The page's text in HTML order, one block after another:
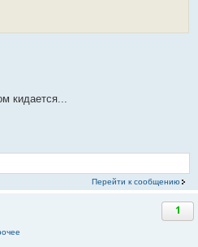
кидается...
Перейти к сообщению
1